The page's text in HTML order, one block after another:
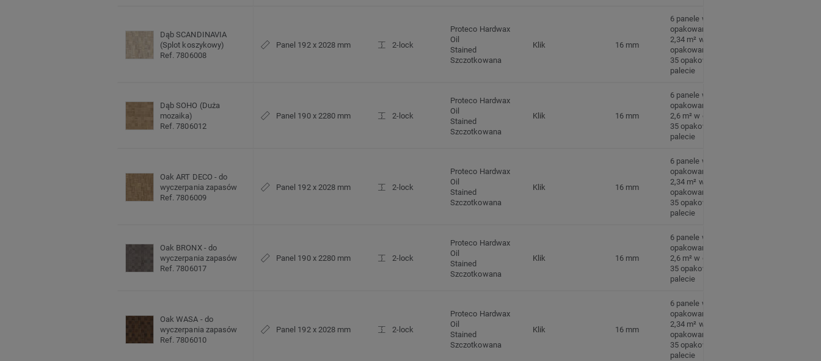
Dąb SCANDINAVIA
(Splot koszykowy)
Ref. 7806008
Panel 192 x 2028 mm 2-lock
Proteco Hardwax
Oil
Stained
Szczotkowana
Klik 16 mm
6 panele w
opakowaniu
2,34 m² w
opakowaniu
35 opakowań na
palecie
Dąb SOHO (Duża
mozaika)
Ref. 7806012
Panel 190 x 2280 mm 2-lock
Proteco Hardwax
Oil
Stained
Szczotkowana
Klik 16 mm
6 panele w
opakowaniu
2,6 m² w opakowaniu
35 opakowań na
palecie
Oak ART DECO - do
wyczerpania zapasów
Ref. 7806009
Panel 192 x 2028 mm 2-lock
Proteco Hardwax
Oil
Stained
Szczotkowana
Klik 16 mm
6 panele w
opakowaniu
2,34 m² w
opakowaniu
35 opakowań na
palecie
Oak BRONX - do
wyczerpania zapasów
Ref. 7806017
Panel 190 x 2280 mm 2-lock
Proteco Hardwax
Oil
Stained
Szczotkowana
Klik 16 mm
6 panele w
opakowaniu
2,6 m² w opakowaniu
35 opakowań na
palecie
Oak WASA - do
wyczerpania zapasów
Ref. 7806010
Panel 192 x 2028 mm 2-lock
Proteco Hardwax
Oil
Stained
Szczotkowana
Klik 16 mm
6 panele w
opakowaniu
2,34 m² w
opakowaniu
35 opakowań na
palecie